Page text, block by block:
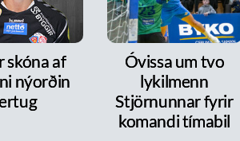
skóna af
nýorðin
Óvissa um tvo
lykilmenn
Stjörnunnar fyrir
komandi tímabil